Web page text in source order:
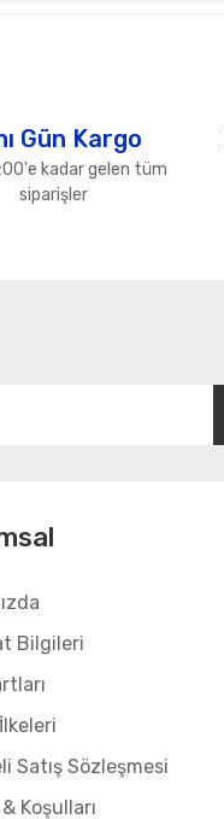
Gün Kargo
kadar gelen tüm
siparişler
Bilgileri
Satış Sözleşmesi
Koşulları